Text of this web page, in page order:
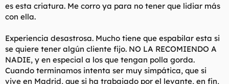
es esta criatura. Me corro ya para no tener que lidiar más
con ella.
Experiencia desastrosa. Mucho tiene que espabilar esta si
se quiere tener algún cliente fijo. NO LA RECOMIENDO A
NADIE, y en especial a los que tengan polla gorda.
Cuando terminamos intenta ser muy simpática, que si
vive en Madrid, que si ha trabajado por el levante, en fin,